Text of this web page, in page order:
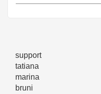
support
tatiana
marina
bruni